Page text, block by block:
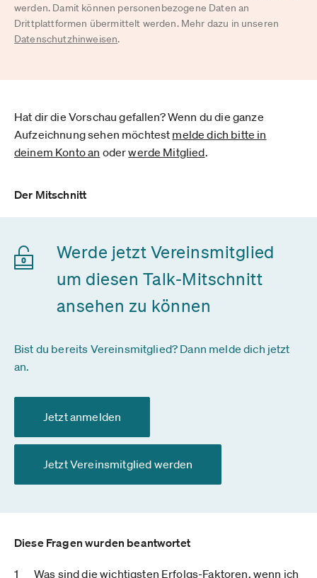
werden. Damit können personenbezogene Daten an
Drittplattformen übermittelt werden. Mehr dazu in unseren
Datenschutzhinweisen.
Hat dir die Vorschau gefallen? Wenn du die ganze
Aufzeichnung sehen möchtest melde dich bitte in
deinem Konto an oderwerde Mitglied.
Der Mitschnitt
Werde jetzt Vereinsmitglied
um diesen Talk-Mitschnitt
ansehen zu können
Bist du bereits Vereinsmitglied? Dann melde dich jetzt
an.
Jetzt anmelden
Jetzt Vereinsmitglied werden
Diese Fragen wurden beantwortet
Was sind die wichtigsten Erfolgs-Faktoren, wenn ich